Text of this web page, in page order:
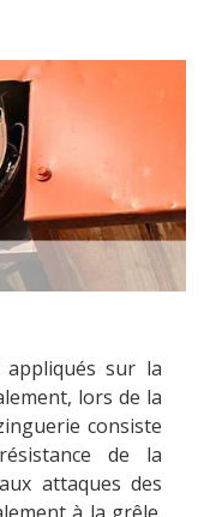
sur la
lors de la
consiste
de la
attaques des